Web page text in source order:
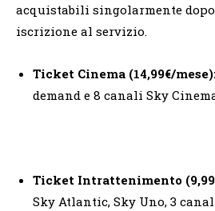
acquistabili singolarmente
iscrizione al servizio.
Ticket Cinema (14,99€/
demand e 8 canali Sky
Ticket Intrattenimento
Sky Atlantic, Sky Uno, 3